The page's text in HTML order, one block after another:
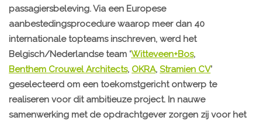
passagiersbeleving. Via een Europese
aanbestedingsprocedure waarop meer dan 40
internationale topteams inschreven, werd het
Belgisch/Nederlandse team ‘Witteveen+Bos,
Benthem Crouwel Architects, OKRA, Stramien CV’
geselecteerd om een toekomstgericht ontwerp te
realiseren voor dit ambitieuze project. In nauwe
samenwerking met de opdrachtgever zorgen zij voor het